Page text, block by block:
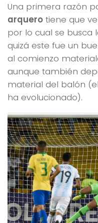
Una primera razón
arquero tiene que
por lo cual se busca
quizá este fue un
al comienzo
aunque también
material del balón
ha evolucionado).